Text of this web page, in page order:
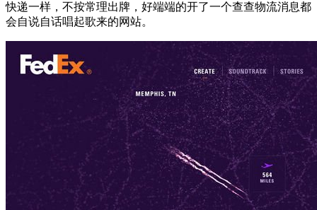
快递一样，不按常理出牌，好端端的开了一个查查物流消息都
会自说自话唱起歌来的网站。